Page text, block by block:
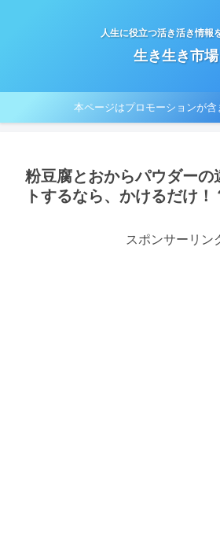
人生に役立つ活き活き情報
生き生き市場
本ページはプロモーションが含
粉豆腐とおからパウダーの
トするなら、かけるだけ！
スポンサーリン